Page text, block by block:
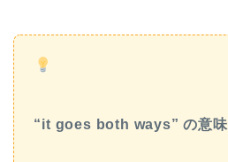
“it goes both ways” の意味